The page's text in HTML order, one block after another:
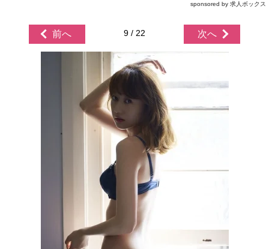
sponsored by 求人ボックス
前へ 9 / 22 次へ